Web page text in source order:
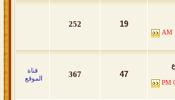
19
252
47
367
قناة
الموقع